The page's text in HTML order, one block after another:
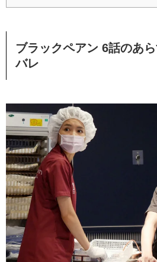
ブラックペアン 6話のあ
バレ